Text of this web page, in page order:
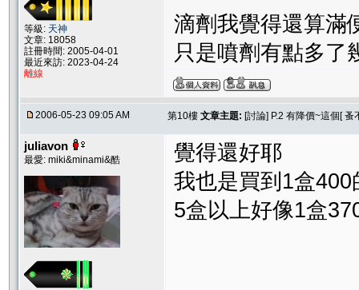
等級: 天神
文章: 18058
註冊時間: 2005-04-01
最近來訪: 2023-04-24
離線
滴劑我覺得還算滿
只是噴劑有點多了
2006-05-23 09:05 AM 第10樓 文章主題: [討論] P.2 有降價~這個[
juliavon
最愛: miki&minami&酷
覺得還好耶
我也是買到1盒400
5盒以上好像1盒